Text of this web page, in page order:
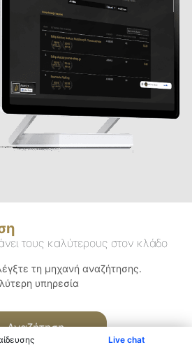
Live chat
τους καλύτερους στον κλάδο
τη μηχανή αναζήτησης.
υπηρεσία
Αναζήτηση